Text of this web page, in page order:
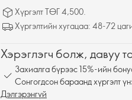
Хүргэлт ТӨГ 4,500.
Хүргэлтийн хугацаа: 48-72
Хэрэглэгч болж, давуу
Захиалга бүрээс 15%-ийн
Сонгогдсон бараанд хүргэлт
Дэлгэрэнгүй